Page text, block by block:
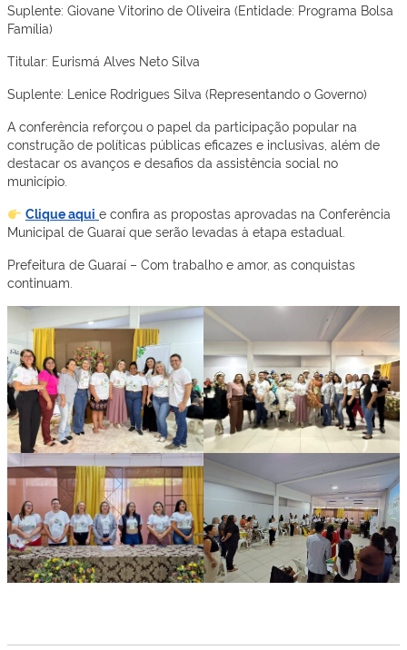
Suplente: Giovane Vitorino de Oliveira (Entidade: Programa Bolsa
Família)
Titular: Eurismá Alves Neto Silva
Suplente: Lenice Rodrigues Silva (Representando o Governo)
A conferência reforçou o papel da participação popular na
construção de políticas públicas eficazes e inclusivas, além de
destacar os avanços e desafios da assistência social no
município.
Clique aqui e confira as propostas aprovadas na Conferência
Municipal de Guaraí que serão levadas à etapa estadual.
Prefeitura de Guaraí – Com trabalho e amor, as conquistas
continuam.